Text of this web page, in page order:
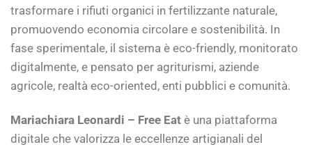
trasformare i rifiuti organici in fertilizzante naturale,
promuovendo economia circolare e sostenibilità. In
fase sperimentale, il sistema è eco-friendly, monitorato
digitalmente, e pensato per agriturismi, aziende
agricole, realtà eco-oriented, enti pubblici e comunità.
Mariachiara Leonardi – Free Eat è una piattaforma
digitale che valorizza le eccellenze artigianali del